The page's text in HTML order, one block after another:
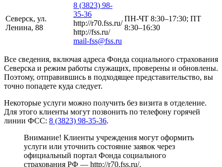
Северск, ул.
Ленина, 88
8 (3823) 98-
35-36
http://r70.fss.ru/
http://fss.ru/
mail-fss@fss.ru
ПН-ЧТ 8:30–17:30; ПТ
8:30–16:30
Все сведения, включая адреса Фонда социального страхования
Северска и режим работы служащих, проверены и обновлены.
Поэтому, отправившись в подходящее представительство, вы
точно попадете куда следует.
Некоторые услуги можно получить без визита в отделение.
Для этого клиенты могут позвонить по телефону горячей
линии ФСС: 8 (3823) 98-35-36.
Внимание! Клиенты учреждения могут оформить
услуги или уточнить состояние заявок через
официальный портал Фонда социального
страхования РФ — http://r70.fss.ru/.